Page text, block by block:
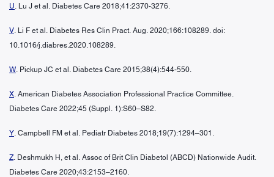
U. Lu J et al. Diabetes Care 2018;41:2370-3276.
V. Li F et al. Diabetes Res Clin Pract. Aug. 2020;166:108289. doi:
10.1016/j.diabres.2020.108289.
W. Pickup JC et al. Diabetes Care 2015;38(4):544-550.
X. American Diabetes Association Professional Practice Committee.
Diabetes Care 2022;45 (Suppl. 1):S60–S82.
Y. Campbell FM et al. Pediatr Diabetes 2018;19(7):1294–301.
Z. Deshmukh H, et al. Assoc of Brit Clin Diabetol (ABCD) Nationwide Audit.
Diabetes Care 2020;43:2153–2160.